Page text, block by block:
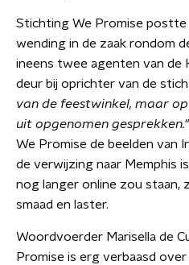
Stichting We Promise
wending in de zaak rondom
ineens twee agenten van de
deur bij oprichter van de
van de feestwinkel, maar
uit opgenomen gesprekken."
We Promise de beelden van
de verwijzing naar Memphis
nog langer online zou staan,
smaad en laster.
Woordvoerder Marisella de
Promise is erg verbaasd